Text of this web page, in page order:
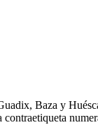
Baza y